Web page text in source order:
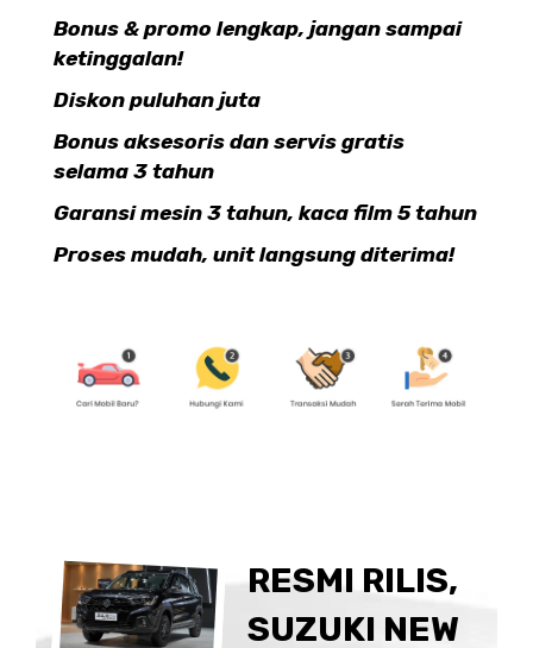
Bonus & promo lengkap, jangan sampai
ketinggalan!
Diskon puluhan juta
Bonus aksesoris dan servis gratis
selama 3 tahun
Garansi mesin 3 tahun, kaca film 5 tahun
Proses mudah, unit langsung diterima!
RESMI RILIS,
SUZUKI NEW